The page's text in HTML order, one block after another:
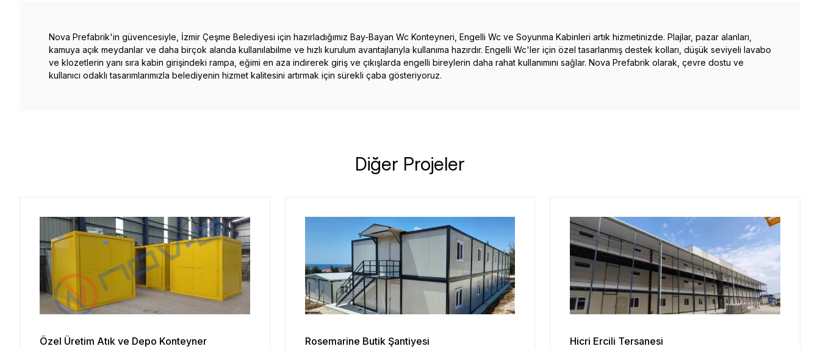
Nova Prefabrik'in güvencesiyle, İzmir Çeşme Belediyesi için hazırladığımız Bay-Bayan Wc Konteyneri, Engelli Wc ve Soyunma Kabinleri artık hizmetinizde. Plajlar, pazar alanları,
kamuya açık meydanlar ve daha birçok alanda kullanılabilme ve hızlı kurulum avantajlarıyla kullanıma hazırdır. Engelli Wc'ler için özel tasarlanmış destek kolları, düşük seviyeli lavabo
ve klozetlerin yanı sıra kabin girişindeki rampa, eğimi en aza indirerek giriş ve çıkışlarda engelli bireylerin daha rahat kullanımını sağlar. Nova Prefabrik olarak, çevre dostu ve
kullanıcı odaklı tasarımlarımızla belediyenin hizmet kalitesini artırmak için sürekli çaba gösteriyoruz.
Diğer Projeler
Özel Üretim Atık ve Depo Konteyner
Rosemarine Butik Şantiyesi Hicri Ercili Tersanesi